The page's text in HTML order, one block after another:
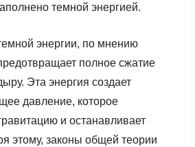
темной энергией.
энергии, по мнению
полное сжатие
Эта энергия создает
давление, которое
и останавливает
этому, законы общей теории